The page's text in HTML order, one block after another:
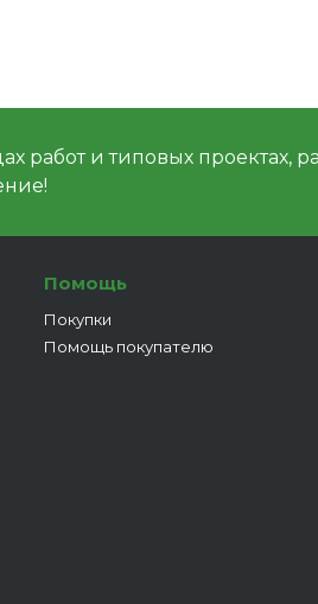
работ и типовых проектах,
Помощь
Покупки
Помощь покупателю